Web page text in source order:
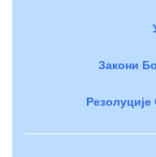
Закони
Резолуције